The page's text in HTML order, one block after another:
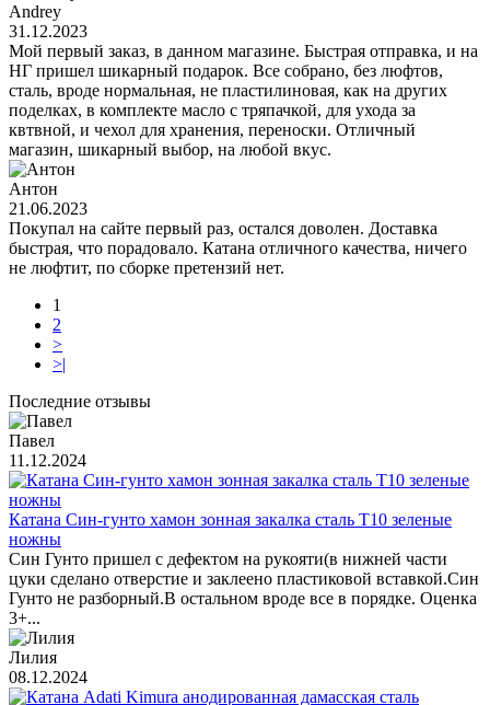
Andrey
31.12.2023
Мой первый заказ, в данном магазине. Быстрая отправка, и на
НГ пришел шикарный подарок. Все собрано, без люфтов,
сталь, вроде нормальная, не пластилиновая, как на других
поделках, в комплекте масло с тряпачкой, для ухода за
квтвной, и чехол для хранения, переноски. Отличный
магазин, шикарный выбор, на любой вкус.
Антон
21.06.2023
Покупал на сайте первый раз, остался доволен. Доставка
быстрая, что порадовало. Катана отличного качества, ничего
не люфтит, по сборке претензий нет.
1
2
>
>|
Последние отзывы
Павел
11.12.2024
Катана Син-гунто хамон зонная закалка сталь T10 зеленые
ножны
Син Гунто пришел с дефектом на рукояти(в нижней части
цуки сделано отверстие и заклеено пластиковой вставкой.Син
Гунто не разборный.В остальном вроде все в порядке. Оценка
3+...
Лилия
08.12.2024